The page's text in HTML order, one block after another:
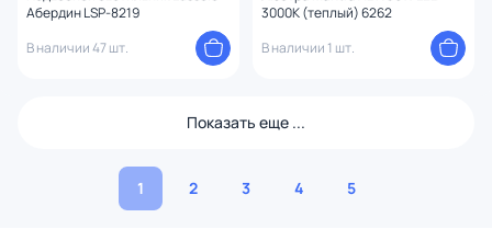
Абердин LSP-8219
В наличии 47 шт.
3000К (теплый) 6262
В наличии 1 шт.
Показать еще ...
1 2 3 4 5